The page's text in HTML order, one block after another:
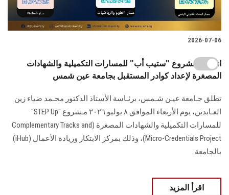
2026-07-06
انطلاق مشروع "ستيب أب" للمسارات التكميلية والشهادات
المصغرة لإعداد كوادر المستقبل بجامعة عين شمس
تطلق جـامعة عيـن شـمس، برئـاسة الأستاذ الدكتور محـمد ضياء زين
العـابدين، يوم الأربعاء الموافق ٨ يوليو ٢٠٢٦ مـشروع "STEP Up"
للمسارات التكميلية والشهادات المصغرة (Complementary Tracks and
Micro-Credentials Project)، وذلك بمركز الابتكار وريادة الأعمال (iHub)
بالجامعة.
اقرأ المزيد